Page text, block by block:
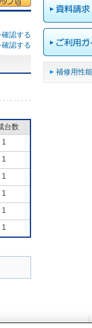
認する
認する
台数
1
1
1
1
1
1
補修用性